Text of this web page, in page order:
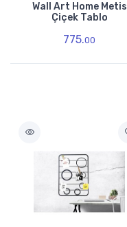
Wall Art Home Metis
Çiçek Tablo
775.00